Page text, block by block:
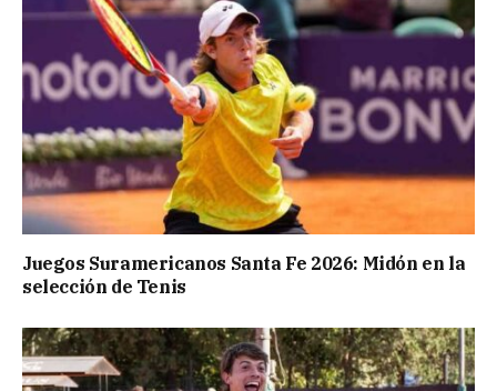
Juegos Suramericanos Santa Fe 2026: Midón en la
selección de Tenis